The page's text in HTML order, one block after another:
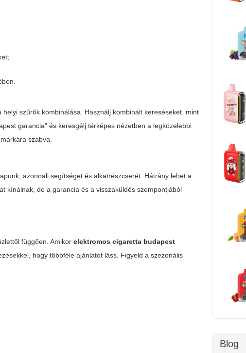
szűrők kombinálása. Használj kombinált kereséseket, mint
garancia" és keresgélj térképes nézetben a legközelebbi
szabva.
azonnali segítséget és alkatrészcserét. Hátrány lehet a
kínálnak, de a garancia és a visszaküldés szempontjából
függően. Amikorelektromos cigaretta budapest
hogy többféle ajánlatot láss. Figyeld a szezonális
Blog